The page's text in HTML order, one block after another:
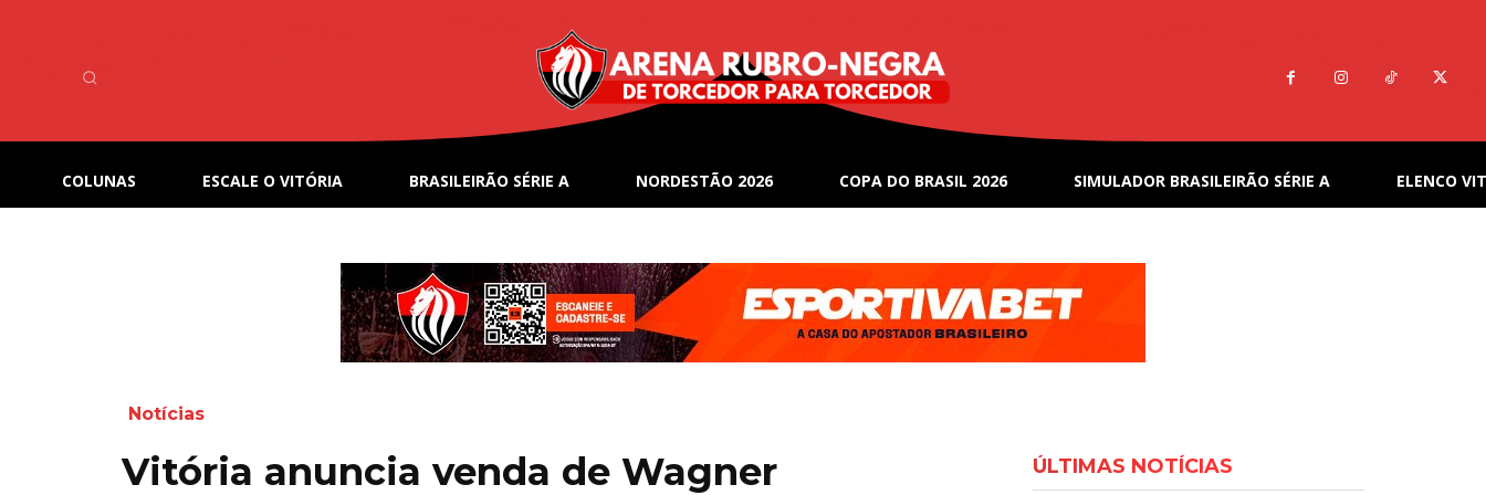
COLUNAS ESCALE O VITÓRIA BRASILEIRÃO SÉRIE A NORDESTÃO 2026 COPA DO BRASIL 2026 SIMULADOR BRASILEIRÃO SÉRIE A ELENCO
Notícias
Vitória anuncia venda de Wagner ÚLTIMAS NOTÍCIAS